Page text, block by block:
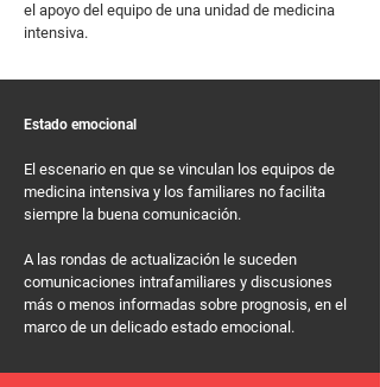
el apoyo del equipo de una unidad de medicina
intensiva.
Estado emocional
El escenario en que se vinculan los equipos de
medicina intensiva y los familiares no facilita
siempre la buena comunicación.
A las rondas de actualización le suceden
comunicaciones intrafamiliares y discusiones
más o menos informadas sobre prognosis, en el
marco de un delicado estado emocional.